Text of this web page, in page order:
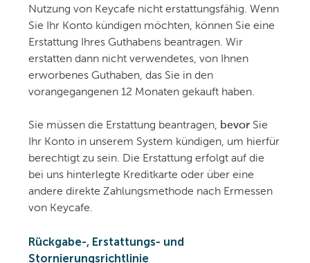
Nutzung von Keycafe nicht erstattungsfähig. Wenn
Sie Ihr Konto kündigen möchten, können Sie eine
Erstattung Ihres Guthabens beantragen. Wir
erstatten dann nicht verwendetes, von Ihnen
erworbenes Guthaben, das Sie in den
vorangegangenen 12 Monaten gekauft haben.
Sie müssen die Erstattung beantragen, bevor Sie
Ihr Konto in unserem System kündigen, um hierfür
berechtigt zu sein. Die Erstattung erfolgt auf die
bei uns hinterlegte Kreditkarte oder über eine
andere direkte Zahlungsmethode nach Ermessen
von Keycafe.
Rückgabe-, Erstattungs- und
Stornierungsrichtlinie